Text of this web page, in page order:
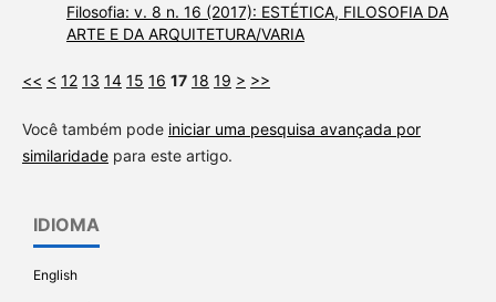
Filosofia: v. 8 n. 16 (2017): ESTÉTICA, FILOSOFIA DA
ARTE E DA ARQUITETURA/VARIA
<< < 12 13 14 15 16 17 18 19 > >>
Você também pode iniciar uma pesquisa avançada por
similaridadepara este artigo.
IDIOMA
English